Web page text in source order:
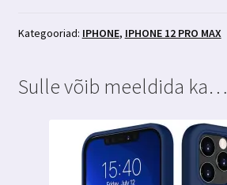
pehme
silikoonümbris
Kategooriad: IPHONE, IPHONE 12 PRO MAX
Sulle võib meeldida ka…